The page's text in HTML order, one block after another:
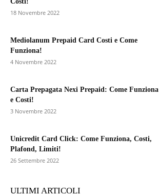
18 Novembre 2022
Mediolanum Prepaid Card Costi e Come
Funziona!
4 Novembre 2022
Carta Prepagata Nexi Prepaid: Come Funziona
e Costi!
3 Novembre 2022
Unicredit Card Click: Come Funziona, Costi,
Plafond, Limiti!
26 Settembre 2022
ULTIMI ARTICOLI